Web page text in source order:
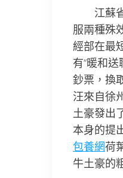
江蘇
服兩種殊
經部在最
有“暖和
鈔票，換
汪來自徐
土豪發出
本身的提
包養網荷
牛土豪的